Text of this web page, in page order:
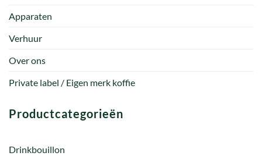
Apparaten
Verhuur
Over ons
Private label / Eigen merk koffie
Productcategorieën
Drinkbouillon